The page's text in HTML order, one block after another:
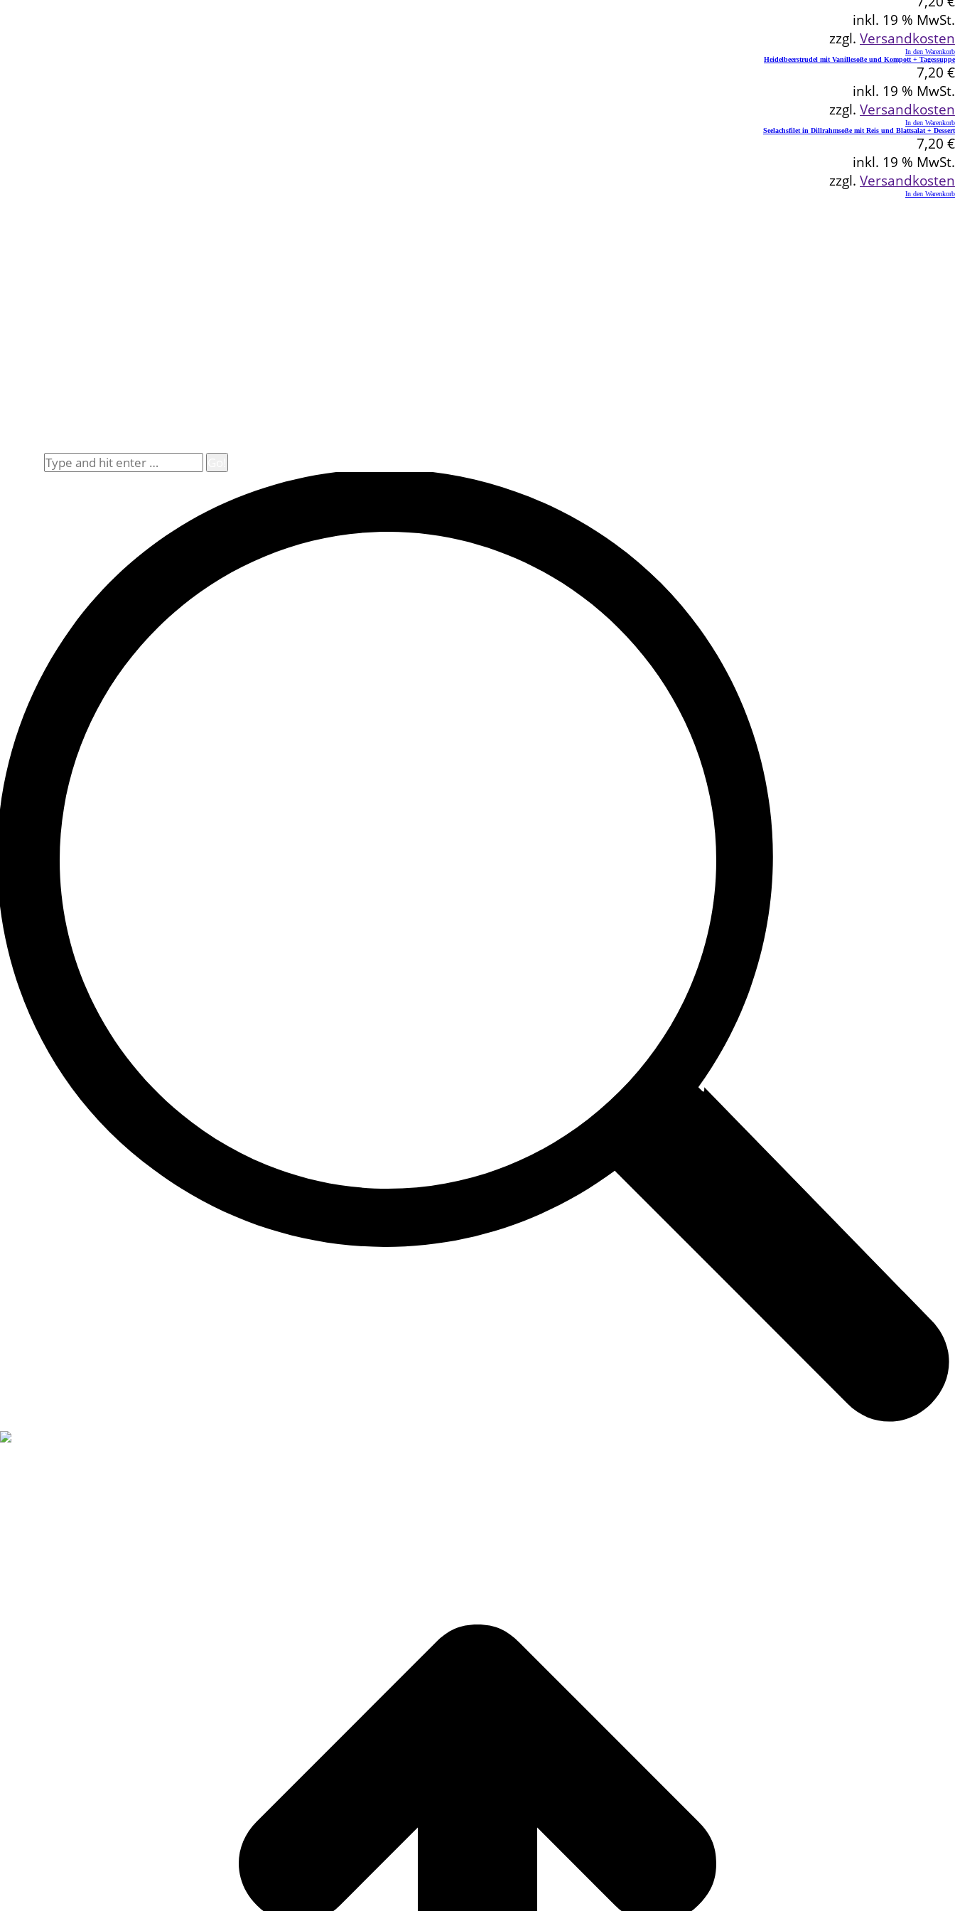
inkl. 19 % MwSt.
zzgl. Versandkosten
In den Warenkorb
Heidelbeerstrudel mit Vanillesoße und Kompott + Tagessuppe
7,20 €
inkl. 19 % MwSt.
zzgl. Versandkosten
In den Warenkorb
Seelachsfilet in Dillrahmsoße mit Reis und Blattsalat + Dessert
7,20 €
inkl. 19 % MwSt.
zzgl. Versandkosten
In den Warenkorb